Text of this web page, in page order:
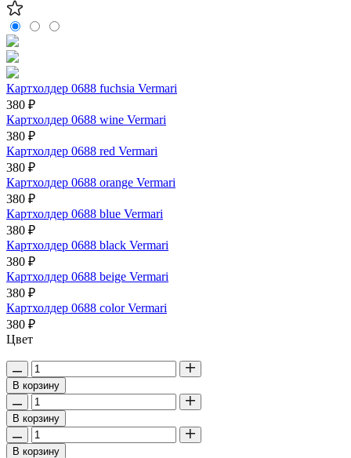
Картхолдер 0688 fuchsia Vermari
380 ₽
Картхолдер 0688 wine Vermari
380 ₽
Картхолдер 0688 red Vermari
380 ₽
Картхолдер 0688 orange Vermari
380 ₽
Картхолдер 0688 blue Vermari
380 ₽
Картхолдер 0688 black Vermari
380 ₽
Картхолдер 0688 beige Vermari
380 ₽
Картхолдер 0688 color Vermari
380 ₽
Цвет
В корзину
В корзину
В корзину